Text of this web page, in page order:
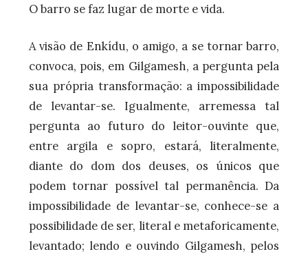
O barro se faz lugar de morte e vida.
A visão de Enkídu, o amigo, a se tornar barro,
convoca, pois, em Gilgamesh, a pergunta pela
sua própria transformação: a impossibilidade
de levantar-se. Igualmente, arremessa tal
pergunta ao futuro do leitor-ouvinte que,
entre argila e sopro, estará, literalmente,
diante do dom dos deuses, os únicos que
podem tornar possível tal permanência. Da
impossibilidade de levantar-se, conhece-se a
possibilidade de ser, literal e metaforicamente,
levantado; lendo e ouvindo Gilgamesh, pelos